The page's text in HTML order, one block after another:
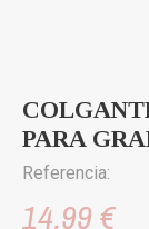
PARA
Referencia:
14,99 €